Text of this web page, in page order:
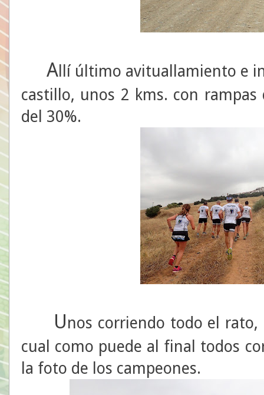
Allí último avituallamiento e
castillo, unos 2 kms. con
del 30%.
Unos corriendo todo el
cual como puede al final todos
la foto de los campeones.